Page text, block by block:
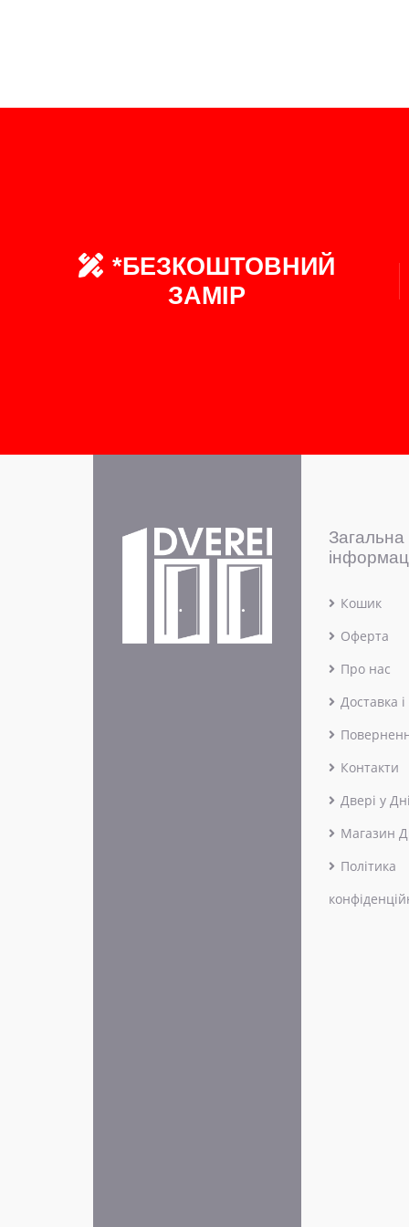
*БЕЗКОШТОВНИЙ
ЗАМІР
Загальна
Кошик
Оферта
Про нас
Доставка
Контакти
Двері у
Магазин
Політика